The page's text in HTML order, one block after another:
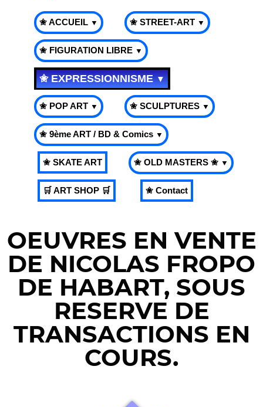
✬ ACCUEIL ▼ ✬ STREET-ART ▼
✬ FIGURATION LIBRE ▼
✬ EXPRESSIONNISME▼
✬ POP ART ▼ ✬ SCULPTURES ▼
✬ 9ème ART / BD & Comics ▼
✬ SKATE ART ✬ OLD MASTERS ✬ ▼
🛒 ART SHOP 🛒 ✬ Contact
OEUVRES EN VENTE
DE NICOLAS FROPO
DE HABART, SOUS
RESERVE DE
TRANSACTIONS EN
COURS.